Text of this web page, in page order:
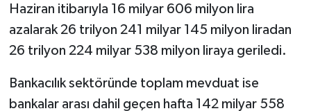
Haziran itibarıyla 16 milyar 606 milyon lira
azalarak 26 trilyon 241 milyar 145 milyon liradan
26 trilyon 224 milyar 538 milyon liraya geriledi.
Bankacılık sektöründe toplam mevduat ise
bankalar arası dahil geçen hafta 142 milyar 558